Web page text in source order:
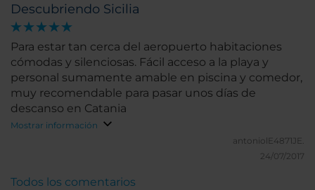
Descubriendo Sicilia
Para estar tan cerca del aeropuerto habitaciones
cómodas y silenciosas. Fácil acceso a la playa y
personal sumamente amable en piscina y comedor,
muy recomendable para pasar unos días de
descanso en Catania
Mostrar información
antoniolE4871JE.
24/07/2017
Todos los comentarios